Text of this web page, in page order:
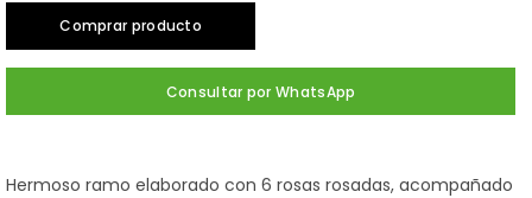
Comprar producto
Consultar por WhatsApp
Hermoso ramo elaborado con 6 rosas rosadas, acompañado